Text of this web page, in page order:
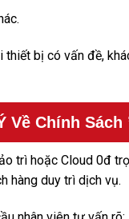
bị có vấn đề,
Về Chính Sách
trì hoặc Cloud 0đ
hàng duy trì dịch vụ.